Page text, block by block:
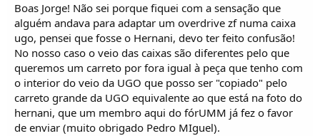
Boas Jorge! Não sei porque fiquei com a sensação que
alguém andava para adaptar um overdrive zf numa caixa
ugo, pensei que fosse o Hernani, devo ter feito confusão!
No nosso caso o veio das caixas são diferentes pelo que
queremos um carreto por fora igual à peça que tenho com
o interior do veio da UGO que posso ser "copiado" pelo
carreto grande da UGO equivalente ao que está na foto do
hernani, que um membro aqui do fórUMM já fez o favor
de enviar (muito obrigado Pedro MIguel).